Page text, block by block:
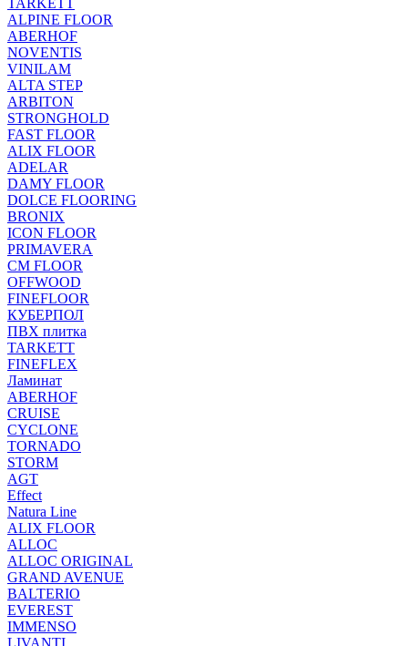
TARKETT
ALPINE FLOOR
ABERHOF
NOVENTIS
VINILAM
ALTA STEP
ARBITON
STRONGHOLD
FAST FLOOR
ALIX FLOOR
ADELAR
DAMY FLOOR
DOLCE FLOORING
BRONIX
ICON FLOOR
PRIMAVERA
CM FLOOR
OFFWOOD
FINEFLOOR
КУБЕРПОЛ
ПВХ плитка
TARKETT
FINEFLEX
Ламинат
ABERHOF
CRUISE
CYCLONE
TORNADO
STORM
AGT
Effect
Natura Line
ALIX FLOOR
ALLOC
ALLOC ORIGINAL
GRAND AVENUE
BALTERIO
EVEREST
IMMENSO
LIVANTI